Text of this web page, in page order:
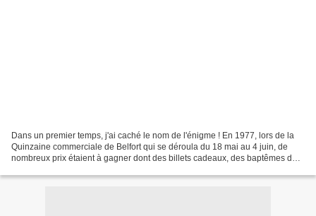
Dans un premier temps, j'ai caché le nom de l'énigme ! En 1977, lors de la
Quinzaine commerciale de Belfort qui se déroula du 18 mai au 4 juin, de
nombreux prix étaient à gagner dont des billets cadeaux, des baptêmes de